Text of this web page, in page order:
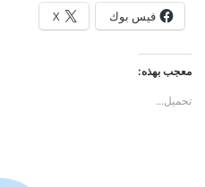
فيس بوك X
معجب بهذه:
تحميل...